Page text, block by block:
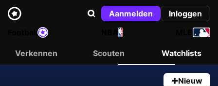
Aanmelden
Inloggen
NBA
Verkennen Scouten Watchlists
Nieuw